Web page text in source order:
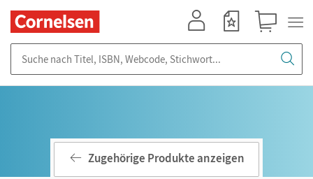
Zugehörige Produkte anzeigen